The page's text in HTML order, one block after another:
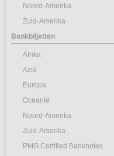
Noord-Amerika
Zuid-Amerika
Bankbiljetten
Afrika
Azië
Europa
Oceanië
Noord-Amerika
Zuid-Amerika
PMG Certified Banknotes